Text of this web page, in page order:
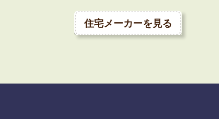
住宅メーカーを見る